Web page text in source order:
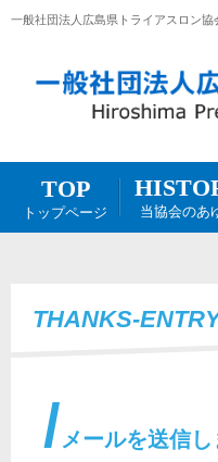
一般社団法人広島県トライアスロン
TOP
トップページ 当協会のあ
THANKS-
メールを送信